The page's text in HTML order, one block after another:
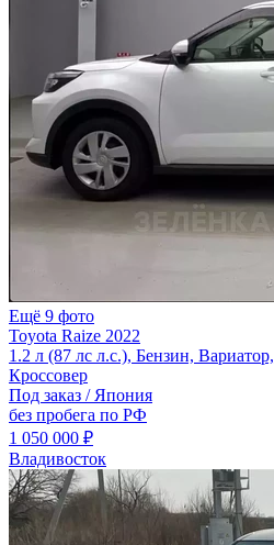
Ещё 9 фото
Toyota Raize 2022
1.2 л (87 лс л.с.), Бензин,
Кроссовер
Под заказ / Япония
без пробега по РФ
1 050 000 ₽
Владивосток